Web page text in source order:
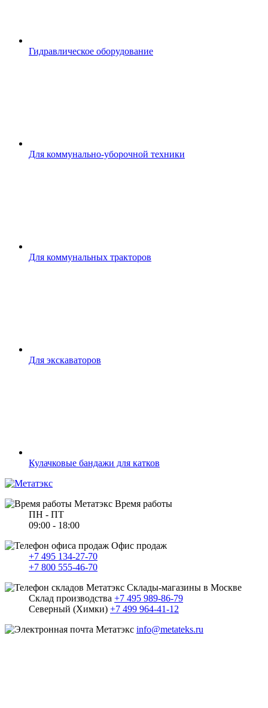
Гидравлическое оборудование
Для коммунально-уборочной техники
Для коммунальных тракторов
Для экскаваторов
Кулачковые бандажи для катков
Время работы
ПН - ПТ
09:00 - 18:00
Офис продаж
+7 495 134-27-70
+7 800 555-46-70
Склады-магазины в Москве
Склад производства +7 495 989-86-79
Северный (Химки) +7 499 964-41-12
info@metateks.ru